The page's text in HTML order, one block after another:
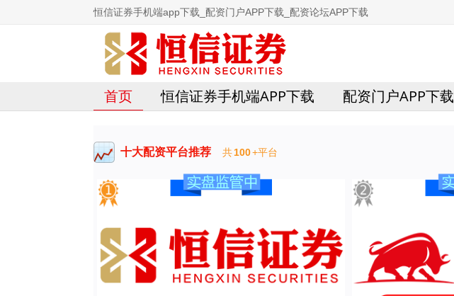
恒信证券手机端app下载_配资门户APP下载_配资论坛APP下载
首页 恒信证券手机端APP下载 配资门户APP下载
十大配资平台推荐 共100+平台